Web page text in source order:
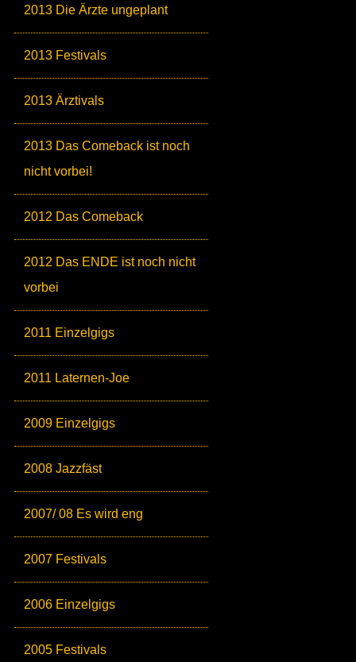
2013 Die Ärzte ungeplant
2013 Festivals
2013 Ärztivals
2013 Das Comeback ist noch
nicht vorbei!
2012 Das Comeback
2012 Das ENDE ist noch nicht
vorbei
2011 Einzelgigs
2011 Laternen-Joe
2009 Einzelgigs
2008 Jazzfäst
2007/ 08 Es wird eng
2007 Festivals
2006 Einzelgigs
2005 Festivals